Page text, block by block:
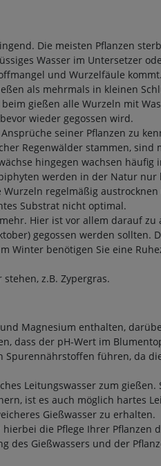
Die meisten Pflanzen
Wasser im Untersetzer
und Wurzelfäule kommt.
als mehrmals in kleinen
gießen alle Wurzeln mit
wieder gegossen wird.
seiner Pflanzen zu
Regenwälder stammen, sind
hingegen wachsen häufig
werden in der Natur nur
regelmäßig
Substrat nicht optimal.
Hier ist vor allem darauf zu
gegossen werden sollten.
Winter benötigen Sie eine
z.B. Zypergras.
Magnesium enthalten,
dass der pH-Wert im
Spurennährstoffen führen, da
Leitungswasser zum
ist es auch möglich hartes
Gießwasser zu erhalten.
die Pflege Ihrer Pflanzen
des Gießwassers und der